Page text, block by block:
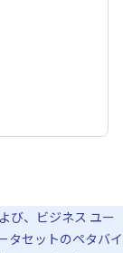
び、ビジネス ユー
タセットのペタバイ